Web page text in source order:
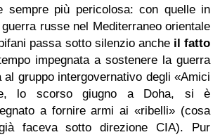
sempre più pericolosa: con quelle in
russe nel Mediterraneo orientale
passa sotto silenzio anche il fatto
impegnata a sostenere la guerra
al gruppo intergovernativo degli «Amici
lo scorso giugno a Doha, si è
a fornire armi ai «ribelli» (cosa
faceva sotto direzione CIA). Pur